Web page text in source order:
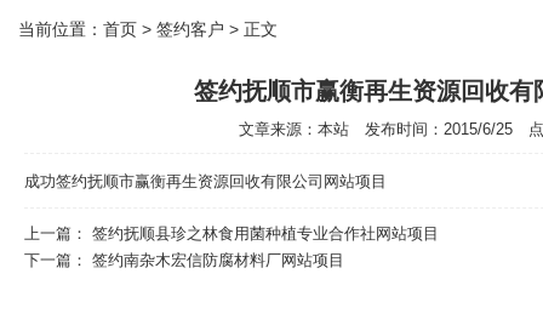
当前位置： 首页 > 签约客户 > 正文
签约抚顺市赢衡再生资源回收有
文章来源：本站 发布时间：2015/6/25 点
成功签约抚顺市赢衡再生资源回收有限公司网站项目
上一篇： 签约抚顺县珍之林食用菌种植专业合作社网站项目
下一篇： 签约南杂木宏信防腐材料厂网站项目